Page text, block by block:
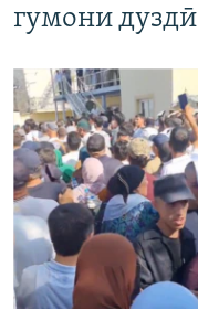
гумони дуздӣ